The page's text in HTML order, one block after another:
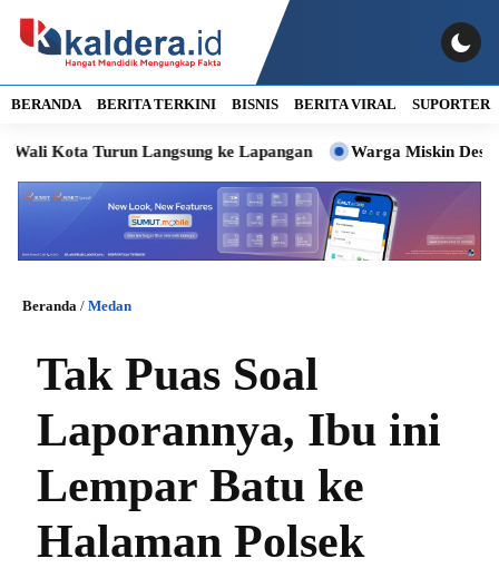
BERANDA BERITA TERKINI BISNIS BERITA VIRAL SUPORTER
Turun Langsung ke Lapangan Warga Miskin Desil 4 hingga
Beranda / Medan
Tak Puas Soal
Laporannya, Ibu ini
Lempar Batu ke
Halaman Polsek